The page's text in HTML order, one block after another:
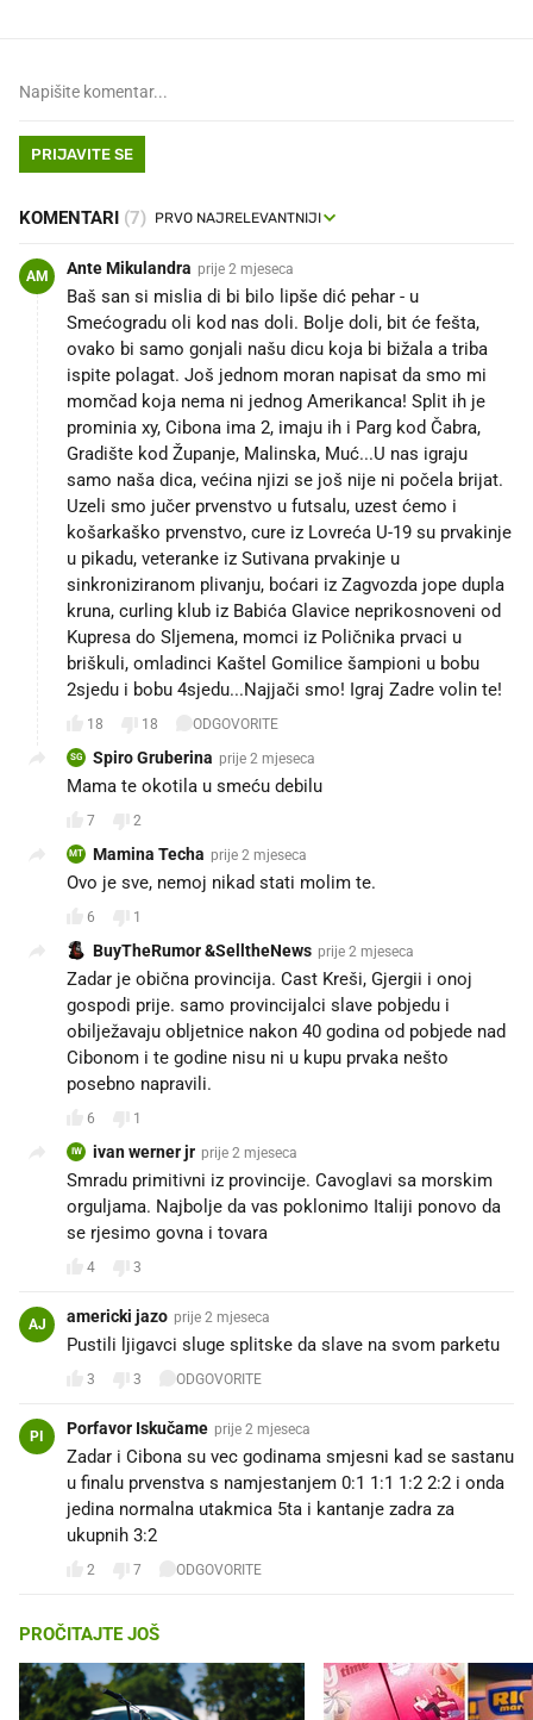
PRIJAVITE SE
KOMENTARI (7)
AM Ante Mikulandra prije 2 mjeseca
Baš san si mislia di bi bilo lipše dić pehar - u
Smećogradu oli kod nas doli. Bolje doli, bit će fešta,
ovako bi samo gonjali našu dicu koja bi bižala a triba
ispite polagat. Još jednom moran napisat da smo mi
momčad koja nema ni jednog Amerikanca! Split ih je
prominia xy, Cibona ima 2, imaju ih i Parg kod Čabra,
Gradište kod Županje, Malinska, Muć...U nas igraju
samo naša dica, većina njizi se još nije ni počela brijat.
Uzeli smo jučer prvenstvo u futsalu, uzest ćemo i
košarkaško prvenstvo, cure iz Lovreća U-19 su prvakinje
u pikadu, veteranke iz Sutivana prvakinje u
sinkroniziranom plivanju, boćari iz Zagvozda jope dupla
kruna, curling klub iz Babića Glavice neprikosnoveni od
Kupresa do Sljemena, momci iz Poličnika prvaci u
briškuli, omladinci Kaštel Gomilice šampioni u bobu
2sjedu i bobu 4sjedu...Najjači smo! Igraj Zadre volin te!
18 18 ODGOVORITE
SG Spiro Gruberina prije 2 mjeseca
Mama te okotila u smeću debilu
7 2
MT Mamina Techa prije 2 mjeseca
Ovo je sve, nemoj nikad stati molim te.
6 1
BuyTheRumor &SelltheNews prije 2 mjeseca
Zadar je obična provincija. Cast Kreši, Gjergii i onoj
gospodi prije. samo provincijalci slave pobjedu i
obilježavaju obljetnice nakon 40 godina od pobjede nad
Cibonom i te godine nisu ni u kupu prvaka nešto
posebno napravili.
6 1
IW ivan werner jr prije 2 mjeseca
Smradu primitivni iz provincije. Cavoglavi sa morskim
orguljama. Najbolje da vas poklonimo Italiji ponovo da
se rjesimo govna i tovara
4 3
AJ americki jazo prije 2 mjeseca
Pustili ljigavci sluge splitske da slave na svom parketu
3 3 ODGOVORITE
PI Porfavor Iskučame prije 2 mjeseca
Zadar i Cibona su vec godinama smjesni kad se sastanu
u finalu prvenstva s namjestanjem 0:1 1:1 1:2 2:2 i onda
jedina normalna utakmica 5ta i kantanje zadra za
ukupnih 3:2
2 7 ODGOVORITE
PROČITAJTE JOŠ